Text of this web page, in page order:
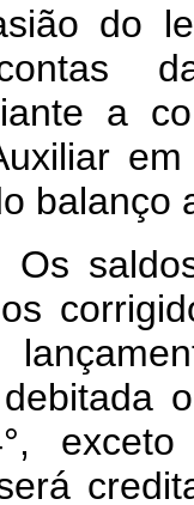
do
a
balanço
Os